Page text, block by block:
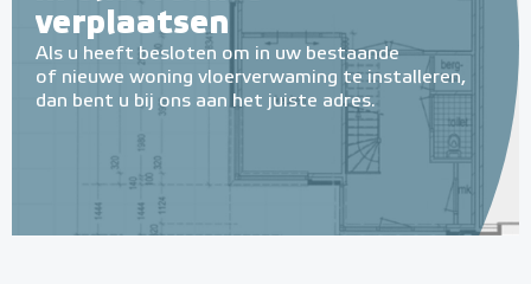
verplaatsen
Als u heeft besloten om in uw bestaande
of nieuwe woning vloerverwaming te installeren,
dan bent u bij ons aan het juiste adres.